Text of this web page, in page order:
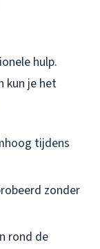
hulp.
kun je het
tijdens
zonder
rond de